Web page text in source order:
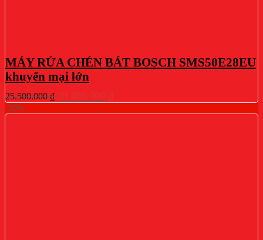
MÁY RỬA CHÉN BÁT BOSCH SMS50E28EU
khuyến mại lớn
25.500.000₫
gốc
là:
hiện
tại
-20%